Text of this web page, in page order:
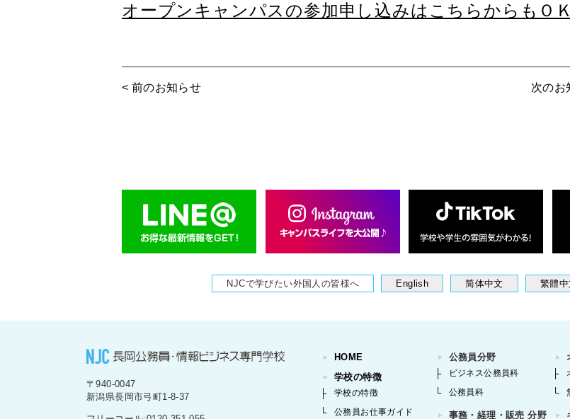
オープンキャンパスの参加申し込みはこちらからもＯＫ
< 前のお知らせ 次のお
NJCで学びたい外国人の皆様へ English 简体中文 繁體中
〒940-0047
新潟県長岡市弓町1-8-37
HOME
学校の特徴
学校の特徴
公務員お仕事ガイド
公務員分野
ビジネス公務員科
公務員科
事務・経理・販売 分野